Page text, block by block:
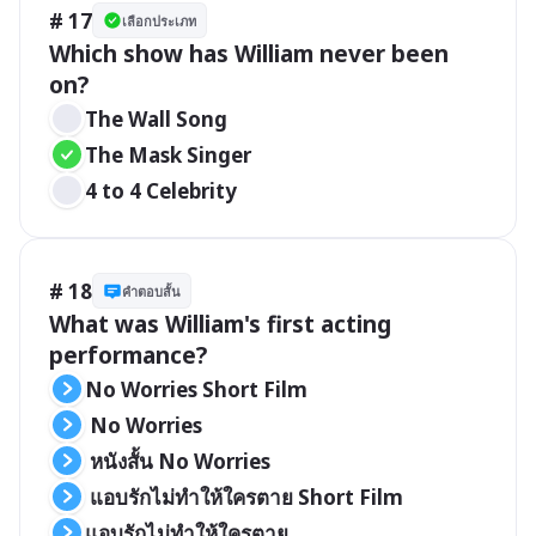
# 17 เลือกประเภท
Which show has William never been
on?
The Wall Song
The Mask Singer
4 to 4 Celebrity
# 18 คำตอบสั้น
What was William's first acting
performance?
No Worries Short Film
No Worries
หนังสั้น No Worries
แอบรักไม่ทำให้ใครตาย Short Film